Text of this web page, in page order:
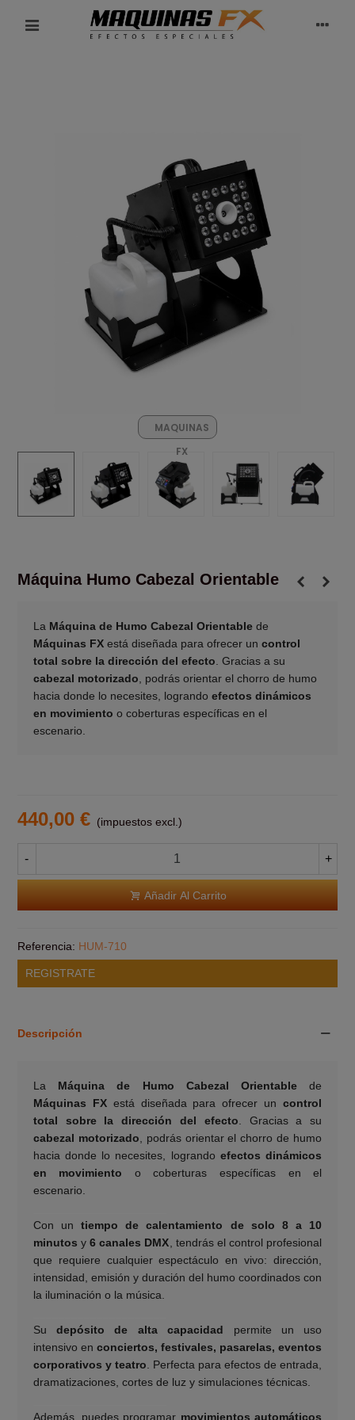
MAQUINAS
FX
Máquina Humo Cabezal Orientable
La Máquina de Humo Cabezal Orientablede
Máquinas FXestá diseñada para ofrecer un control
total sobre la dirección del efecto . Gracias a su
cabezal motorizado , podrás orientar el chorro de humo
hacia donde lo necesites, logrando efectos dinámicos
en movimiento o coberturas específicas en el
escenario.
440,00 € (impuestos excl.)
- +
Añadir Al Carrito
Referencia: HUM-710
REGISTRATE
Descripción
La Máquina de Humo Cabezal Orientable de
Máquinas FXestá diseñada para ofrecer uncontrol
total sobre la dirección del efecto . Gracias a su
cabezal motorizado , podrás orientar el chorro de humo
hacia donde lo necesites, lograndoefectos dinámicos
en movimiento o coberturas específicas en el
escenario.
Con untiempo de calentamiento de solo 8 a 10
minutos y6 canales DMX , tendrás el control profesional
que requiere cualquier espectáculo en vivo: dirección,
intensidad, emisión y duración del humo coordinados con
la iluminación o la música.
Sudepósito de alta capacidad permite un uso
intensivo en conciertos, festivales, pasarelas, eventos
corporativos y teatro . Perfecta para efectos de entrada,
dramatizaciones, cortes de luz y simulaciones técnicas.
Además, puedes programar movimientos automáticos